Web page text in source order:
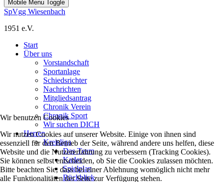
Mobile Menu Toggle
SpVgg Wiesenbach
1951 e.V.
Start
Über uns
Vorstandschaft
Sportanlage
Schiedsrichter
Nachrichten
Mitgliedsantrag
Chronik Verein
Chronik Sport
Wir suchen DICH
Herren
Kreisliga
Das Team
Kader
Spielplan
Rückblick
Wir benutzen Cookies
Wir nutzen Cookies auf unserer Website. Einige von ihnen sind
essenziell für den Betrieb der Seite, während andere uns helfen, diese
Website und die Nutzererfahrung zu verbessern (Tracking Cookies).
Sie können selbst entscheiden, ob Sie die Cookies zulassen möchten.
Bitte beachten Sie, dass bei einer Ablehnung womöglich nicht mehr
alle Funktionalitäten der Seite zur Verfügung stehen.